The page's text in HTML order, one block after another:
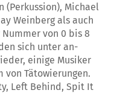
(Perkussion), Michael
Weinberg als auch
von 0 bis 8
sich unter an-
einige Musiker
von Tätowierungen.
Left Behind, Spit It